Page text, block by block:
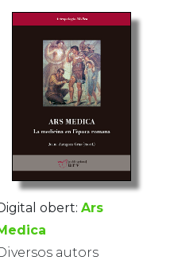
obert: Ars
autors